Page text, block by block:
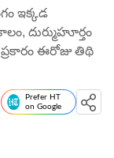
ఇక్కడ
దుర్ముహూర్తం
ఈరోజు తిథి
Prefer HT
on Google